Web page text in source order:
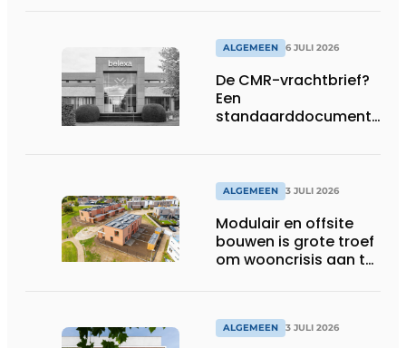
ALGEMEEN 6 JULI 2026
De CMR-vrachtbrief?
Een
standaarddocument
ALGEMEEN 3 JULI 2026
Modulair en offsite
bouwen is grote troef
om wooncrisis aan te
ALGEMEEN 3 JULI 2026